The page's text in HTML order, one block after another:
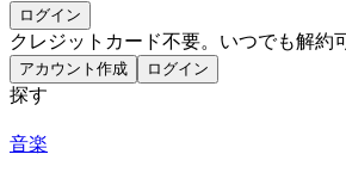
ログイン
クレジットカード不要。いつでも解約
アカウント作成 ログイン
探す
音楽